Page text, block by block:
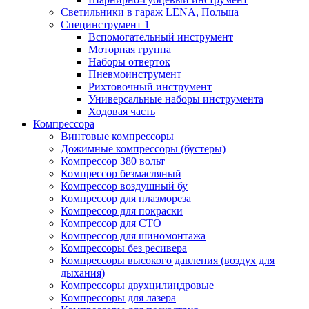
Светильники в гараж LENA, Польша
Специнструмент 1
Вспомогательный инструмент
Моторная группа
Наборы отверток
Пневмоинструмент
Рихтовочный инструмент
Универсальные наборы инструмента
Ходовая часть
Компрессора
Винтовые компрессоры
Дожимные компрессоры (бустеры)
Компрессор 380 вольт
Компрессор безмасляный
Компрессор воздушный бу
Компрессор для плазмореза
Компрессор для покраски
Компрессор для СТО
Компрессор для шиномонтажа
Компрессоры без ресивера
Компрессоры высокого давления (воздух для
дыхания)
Компрессоры двухцилиндровые
Компрессоры для лазера